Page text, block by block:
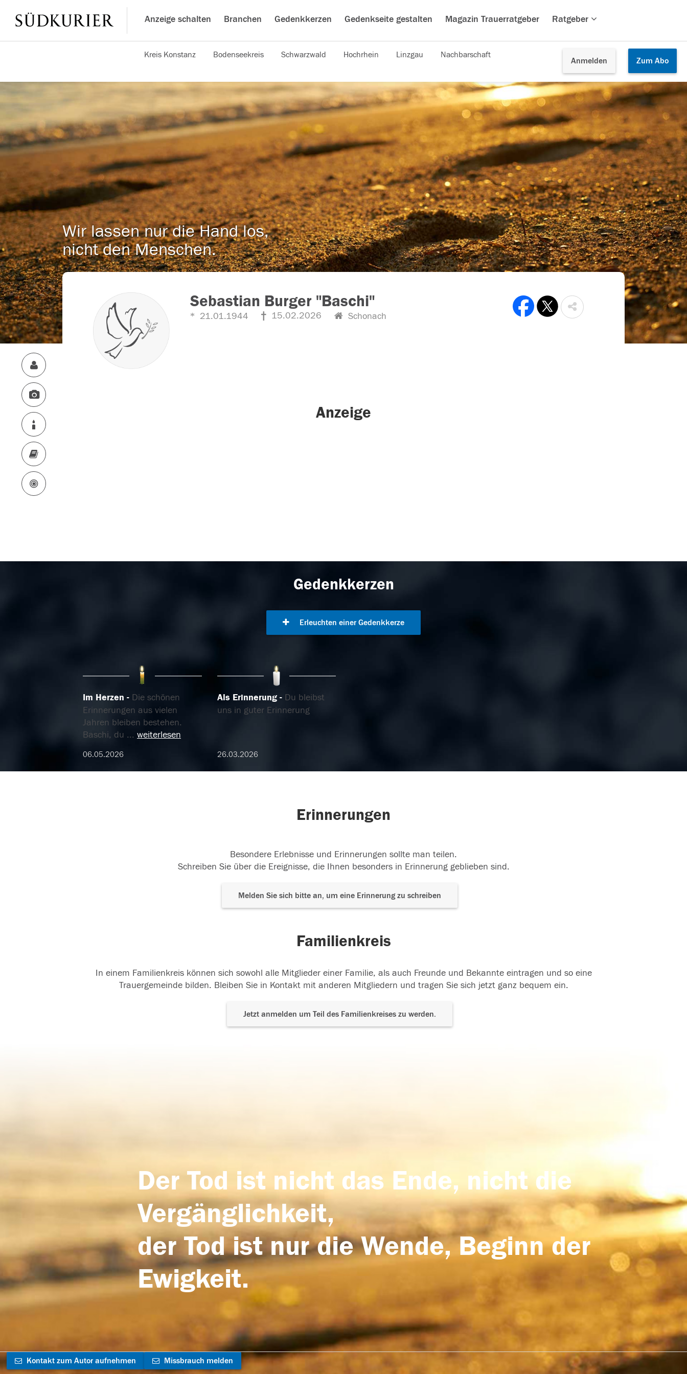
Anzeige schalten Branchen Gedenkkerzen Gedenkseite gestalten Magazin Trauerratgeber Ratgeber
Anmelden Zum Abo
Kreis Konstanz Bodenseekreis Schwarzwald Hochrhein Linzgau Nachbarschaft
Wir lassen nur die Hand los,
nicht den Menschen.
Sebastian Burger "Baschi"
21.01.1944 15.02.2026 Schonach
Anzeige
Gedenkkerzen
Erleuchten einer Gedenkkerze
Im Herzen
Die schönen
Erinnerungen aus vielen
Jahren bleiben bestehen.
Baschi, du ... weiterlesen
06.05.2026
Als Erinnerung
Du bleibst
uns in guter Erinnerung
26.03.2026
Erinnerungen
Besondere Erlebnisse und Erinnerungen sollte man teilen.
Schreiben Sie über die Ereignisse, die Ihnen besonders in Erinnerung geblieben sind.
Melden Sie sich bitte an, um eine Erinnerung zu schreiben
Familienkreis
In einem Familienkreis können sich sowohl alle Mitglieder einer Familie, als auch Freunde und Bekannte eintragen und so eine
Trauergemeinde bilden. Bleiben Sie in Kontakt mit anderen Mitgliedern und tragen Sie sich jetzt ganz bequem ein.
Jetzt anmelden um Teil des Familienkreises zu werden.
Der Tod ist nicht das Ende, nicht die
Vergänglichkeit,
der Tod ist nur die Wende, Beginn der
Ewigkeit.
Kontakt zum Autor aufnehmen Missbrauch melden